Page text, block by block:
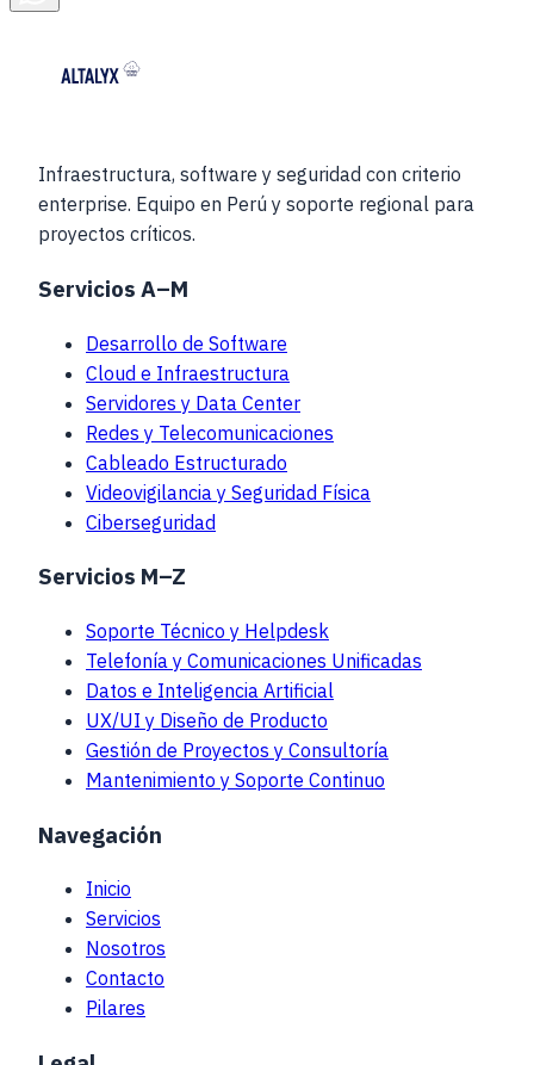
Infraestructura, software y seguridad con criterio
enterprise. Equipo en Perú y soporte regional para
proyectos críticos.
Servicios A–M
Desarrollo de Software
Cloud e Infraestructura
Servidores y Data Center
Redes y Telecomunicaciones
Cableado Estructurado
Videovigilancia y Seguridad Física
Ciberseguridad
Servicios M–Z
Soporte Técnico y Helpdesk
Telefonía y Comunicaciones Unificadas
Datos e Inteligencia Artificial
UX/UI y Diseño de Producto
Gestión de Proyectos y Consultoría
Mantenimiento y Soporte Continuo
Navegación
Inicio
Servicios
Nosotros
Contacto
Pilares